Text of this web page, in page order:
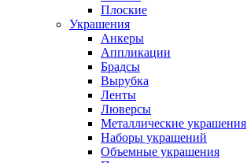
Плоские
Украшения
Анкеры
Аппликации
Брадсы
Вырубка
Ленты
Люверсы
Металлические украшения
Наборы украшений
Объемные украшения